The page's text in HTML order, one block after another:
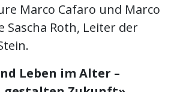
Marco Cafaro und Marco
Sascha Roth, Leiter der
Leben im Alter –